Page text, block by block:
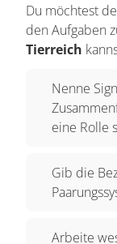
Signalen
verlieren
Funktion
Futterlocken
Weibchen
Du möchtest
den Aufgaben
Tierreich
Nenne
eine Rolle
Gib die
Arbeite